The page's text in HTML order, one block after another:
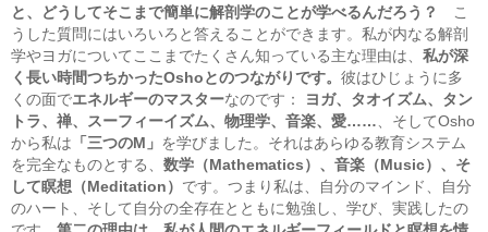
と、どうしてそこまで簡単に解剖学のことが学べるんだろう？
こ
うした質問にはいろいろと答えることができます。私が内なる解剖
学やヨガについてここまでたくさん知っている主な理由は、 私が深
く長い時間つちかったOshoとのつながりです。 彼はひじょうに多
くの面でエネルギーのマスターなのです：
ヨガ、タオイズム、タン
トラ、禅、スーフィーイズム、物理学、音楽、愛…… 、そしてOsho
から私は 「三つのM」 を学びました。それはあらゆる教育システム
を完全なものとする、 数学（Mathematics）、音楽（Music）、そ
して瞑想（Meditation） です。つまり私は、自分のマインド、自分
のハート、そして自分の全存在とともに勉強し、学び、実践したの